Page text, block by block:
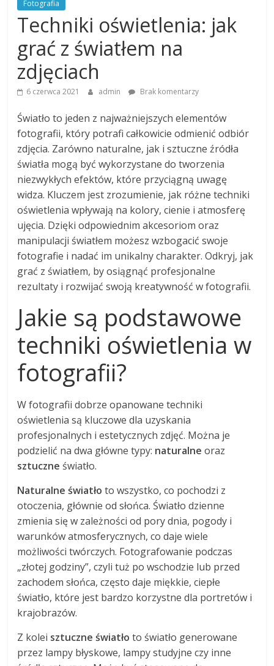
Fotografia
Techniki oświetlenia: jak
grać z światłem na
zdjęciach
6 czerwca 2021 admin Brak komentarzy
Światło to jeden z najważniejszych elementów
fotografii, który potrafi całkowicie odmienić odbiór
zdjęcia. Zarówno naturalne, jak i sztuczne źródła
światła mogą być wykorzystane do tworzenia
niezwykłych efektów, które przyciągną uwagę
widza. Kluczem jest zrozumienie, jak różne techniki
oświetlenia wpływają na kolory, cienie i atmosferę
ujęcia. Dzięki odpowiednim akcesoriom oraz
manipulacji światłem możesz wzbogacić swoje
fotografie i nadać im unikalny charakter. Odkryj, jak
grać z światłem, by osiągnąć profesjonalne
rezultaty i rozwijać swoją kreatywność w fotografii.
Jakie są podstawowe
techniki oświetlenia w
fotografii?
W fotografii dobrze opanowane techniki
oświetlenia są kluczowe dla uzyskania
profesjonalnych i estetycznych zdjęć. Można je
podzielić na dwa główne typy: naturalne oraz
sztuczne światło.
Naturalne światło to wszystko, co pochodzi z
otoczenia, głównie od słońca. Światło dzienne
zmienia się w zależności od pory dnia, pogody i
warunków atmosferycznych, co daje wiele
możliwości twórczych. Fotografowanie podczas
„złotej godziny”, czyli tuż po wschodzie lub przed
zachodem słońca, często daje miękkie, ciepłe
światło, które jest bardzo korzystne dla portretów i
krajobrazów.
Z kolei sztuczne światło to światło generowane
przez lampy błyskowe, lampy studyjne czy inne